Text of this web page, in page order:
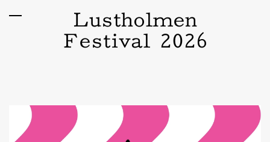
Lustholmen
Festival 2026